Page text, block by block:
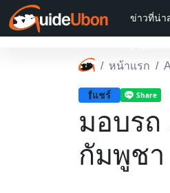
ข่าวที่น่า
หน้าแรก
fแชร์
มอบรถ
กัมพูชา